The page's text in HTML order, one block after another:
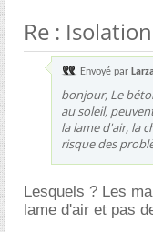
Re :
Envoyé par
bonjour, Le
au soleil,
la lame d'air, la
risque des
Lesquels ? Les
lame d'air et pas